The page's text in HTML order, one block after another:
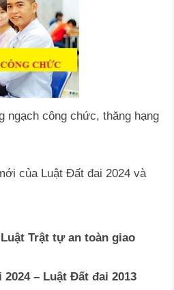
Trật tự an toàn giao
– Luật Đất đai 2013